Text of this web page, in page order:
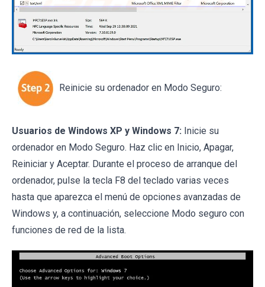
Reinicie su ordenador en Modo Seguro:
Usuarios de Windows XP y Windows 7: Inicie su
ordenador en Modo Seguro. Haz clic en Inicio, Apagar,
Reiniciar y Aceptar. Durante el proceso de arranque del
ordenador, pulse la tecla F8 del teclado varias veces
hasta que aparezca el menú de opciones avanzadas de
Windows y, a continuación, seleccione Modo seguro con
funciones de red de la lista.